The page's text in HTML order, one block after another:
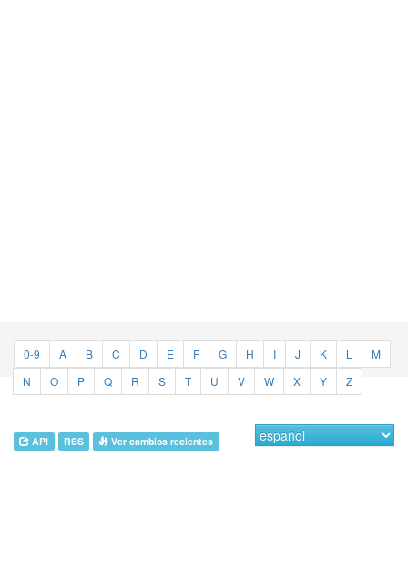
0-9 A B C D E F G H I J K L
M
N
O P Q R S T U V W X Y Z
API RSS Ver cambios recientes